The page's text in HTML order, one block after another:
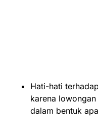
Hati-hati
karena
dalam bentuk